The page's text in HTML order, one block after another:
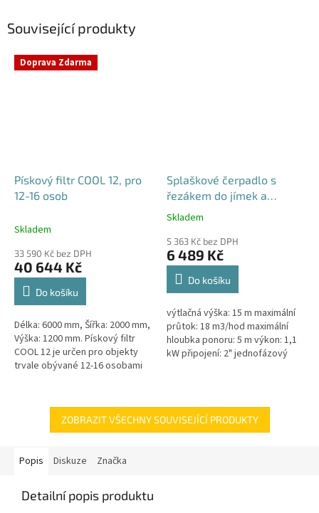
Související produkty
Doprava Zdarma
Pískový filtr COOL 12, pro
12-16 osob
Skladem
33 590 Kč bez DPH
40 644 Kč
Do košíku
Délka: 6000 mm, Šířka: 2000 mm,
Výška: 1200 mm. Pískový filtr
COOL 12 je určen pro objekty
trvale obývané 12-16 osobami
Splaškové čerpadlo s
řezákem do jímek a
septiků - Blue Line PQD 7-
Průměrné
produktu
je
5,0
hvězdiček.
Skladem
5 363 Kč bez DPH
6 489 Kč
Do košíku
výtlačná výška: 15 m maximální
průtok: 18 m3/hod maximální
hloubka ponoru: 5 m výkon: 1,1
kW připojení: 2" jednofázový
ZOBRAZIT VŠECHNY SOUVISEJÍCÍ PRODUKTY
Popis Diskuze Značka
Detailní popis produktu